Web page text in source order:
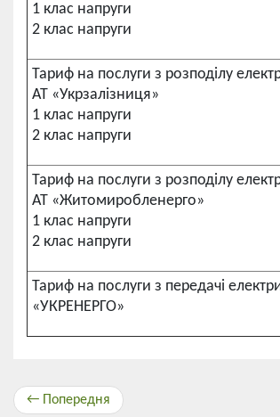
1 клас напруги
2 клас напруги
Тариф на послуги з розподілу
АТ «Укрзалізниця»
1 клас напруги
2 клас напруги
Тариф на послуги з розподілу
АТ «Житомиробленерго»
1 клас напруги
2 клас напруги
Тариф на послуги з передачі
«УКРЕНЕРГО»
← Попередня